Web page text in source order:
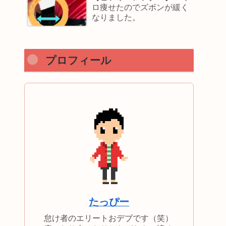
ロ痩せたのでズボンが緩く
なりました。
プロフィール
たっぴー
怠け者のエリートおデブです（笑）